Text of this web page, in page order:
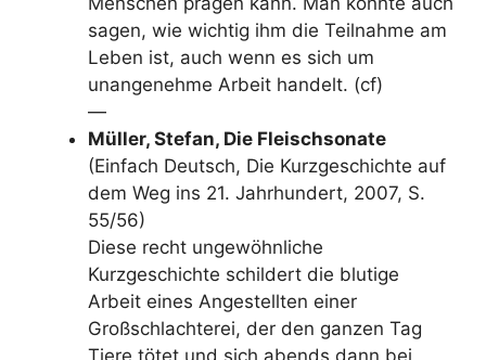
sagen, wie wichtig ihm die Teilnahme am
Leben ist, auch wenn es sich um
unangenehme Arbeit handelt. (cf)
—
Müller, Stefan, Die Fleischsonate
(Einfach Deutsch, Die Kurzgeschichte auf
dem Weg ins 21. Jahrhundert, 2007, S.
55/56)
Diese recht ungewöhnliche
Kurzgeschichte schildert die blutige
Arbeit eines Angestellten einer
Großschlachterei, der den ganzen Tag
Tiere tötet und sich abends dann bei